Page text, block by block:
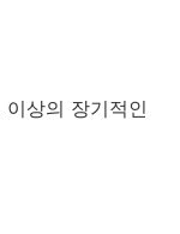
상의 장기적인